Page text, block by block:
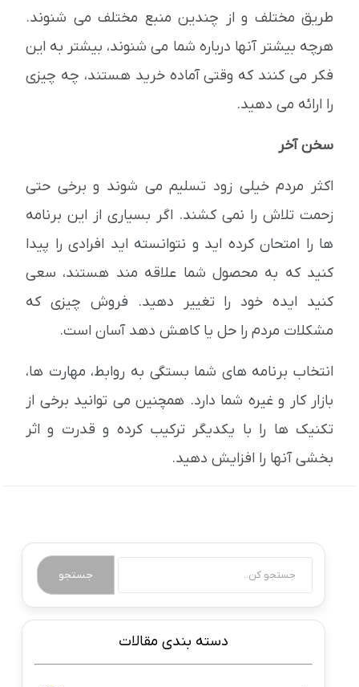
طریق مختلف و از چندین منبع مختلف می شنوند.
هرچه بیشتر آنها درباره شما می شنوند، بیشتر به این
فکر می کنند که وقتی آماده خرید هستند، چه چیزی
را ارائه می دهید.
سخن آخر
اکثر مردم خیلی زود تسلیم می شوند و برخی حتی
زحمت تلاش را نمی کشند. اگر بسیاری از این برنامه
ها را امتحان کرده اید و نتوانسته اید افرادی را پیدا
کنید که به محصول شما علاقه مند هستند، سعی
کنید ایده خود را تغییر دهید. فروش چیزی که
مشکلات مردم را حل یا کاهش دهد آسان است.
انتخاب برنامه های شما بستگی به روابط، مهارت ها،
بازار کار و غیره شما دارد. همچنین می توانید برخی از
تکنیک ها را با یکدیگر ترکیب کرده و قدرت و اثر
بخشی آنها را افزایش دهید.
جستجو
دسته بندی مقالات